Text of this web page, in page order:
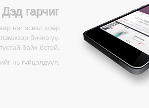
гарчиг
нэг эсвэл хоёр
бичнэ үү.
байх ёстой.
нь гүйцэлдүүл.